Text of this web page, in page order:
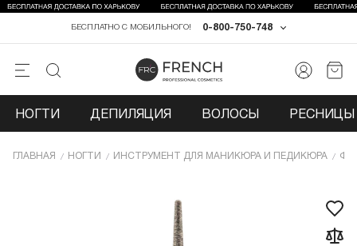
0-800-750-748
БЕСПЛАТНО С МОБИЛЬНОГО!
НОГТИ ДЕПИЛЯЦИЯ ВОЛОСЫ РЕСНИЦЫ
ГЛАВНАЯ НОГТИ ИНCТРУМЕНТ ДЛЯ МАНИКЮРА И ПЕДИКЮРА